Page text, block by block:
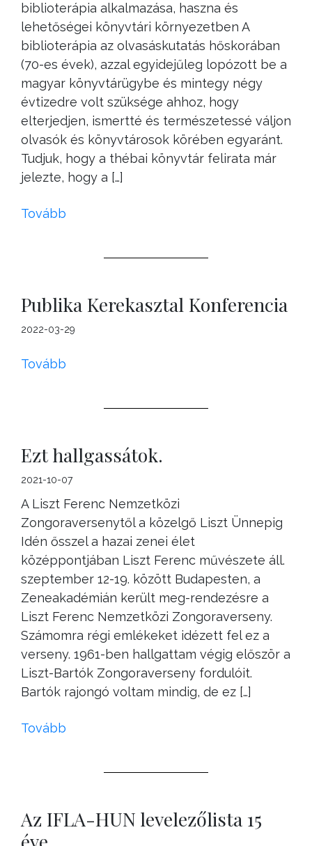
biblioterápia alkalmazása, haszna és
lehetőségei könyvtári környezetben A
biblioterápia az olvasáskutatás hőskorában
(70-es évek), azzal egyidejűleg lopózott be a
magyar könyvtárügybe és mintegy négy
évtizedre volt szüksége ahhoz, hogy
elterjedjen, ismertté és természetessé váljon
olvasók és könyvtárosok körében egyaránt.
Tudjuk, hogy a thébai könyvtár felirata már
jelezte, hogy a […]
Tovább
Publika Kerekasztal Konferencia
2022-03-29
Tovább
Ezt hallgassátok.
2021-10-07
A Liszt Ferenc Nemzetközi
Zongoraversenytől a közelgő Liszt Ünnepig
Idén ősszel a hazai zenei élet
középpontjában Liszt Ferenc művészete áll.
szeptember 12-19. között Budapesten, a
Zeneakadémián került meg-rendezésre a
Liszt Ferenc Nemzetközi Zongoraverseny.
Számomra régi emlékeket idézett fel ez a
verseny. 1961-ben hallgattam végig először a
Liszt-Bartók Zongoraverseny fordulóit.
Bartók rajongó voltam mindig, de ez […]
Tovább
Az IFLA-HUN levelezőlista 15